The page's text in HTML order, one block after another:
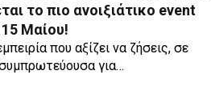
το πιο ανοιξιάτικο event
Μαίου!
που αξίζει να ζήσεις, σε
για…